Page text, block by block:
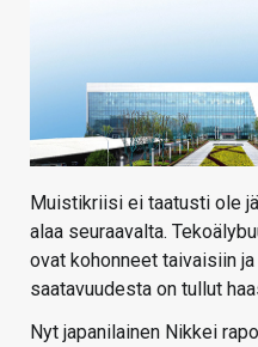
Muistikriisi ei taatusti ole
alaa seuraavalta.
ovat kohonneet taivaisiin
saatavuudesta on tullut
Nyt japanilainen Nikkei